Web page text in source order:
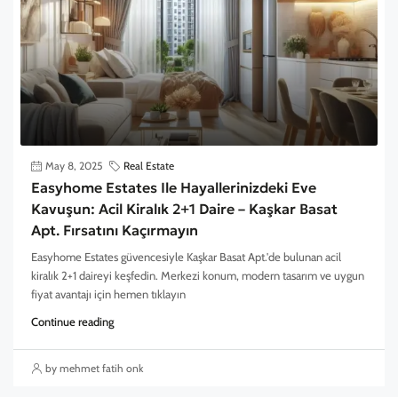
May 8, 2025 Real Estate
Easyhome Estates Ile Hayallerinizdeki Eve
Kavuşun: Acil Kiralık 2+1 Daire – Kaşkar Basat
Apt. Fırsatını Kaçırmayın
Easyhome Estates güvencesiyle Kaşkar Basat Apt.'de bulunan acil
kiralık 2+1 daireyi keşfedin. Merkezi konum, modern tasarım ve uygun
fiyat avantajı için hemen tıklayın
Continue reading
by mehmet fatih onk